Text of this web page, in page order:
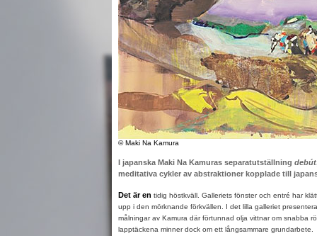
© Maki Na Kamura
I japanska Maki Na Kamuras separatutställning debút
meditativa cykler av abstraktioner kopplade till
Det är en tidig höstkväll. Galleriets fönster och entré har
upp i den mörknande förkvällen. I det lilla galleriet
målningar av Kamura där förtunnad olja vittnar om snabba
lapptäckena minner dock om ett långsammare grundarbete.